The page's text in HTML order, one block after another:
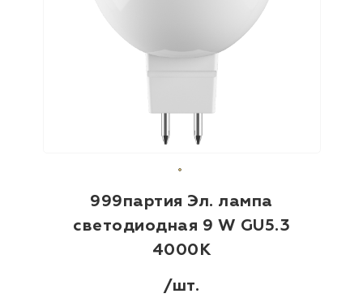
999партия Эл. лампа
светодиодная 9 W GU5.3
4000К
/шт.